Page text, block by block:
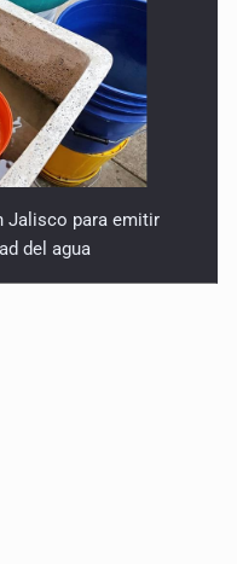
Jalisco para emitir
del agua